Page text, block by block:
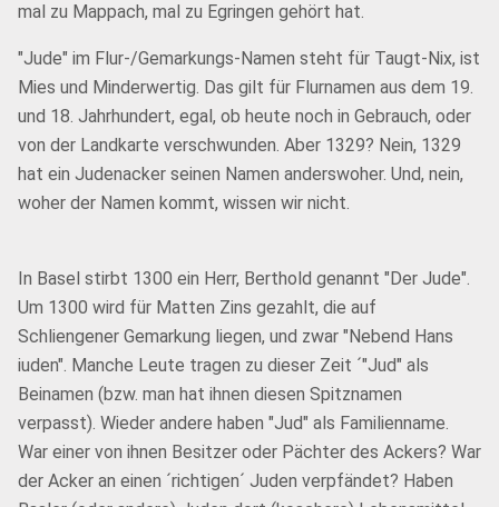
mal zu Mappach, mal zu Egringen gehört hat.
"Jude" im Flur-/Gemarkungs-Namen steht für Taugt-Nix, ist
Mies und Minderwertig. Das gilt für Flurnamen aus dem 19.
und 18. Jahrhundert, egal, ob heute noch in Gebrauch, oder
von der Landkarte verschwunden. Aber 1329? Nein, 1329
hat ein Judenacker seinen Namen anderswoher. Und, nein,
woher der Namen kommt, wissen wir nicht.
In Basel stirbt 1300 ein Herr, Berthold genannt "Der Jude".
Um 1300 wird für Matten Zins gezahlt, die auf
Schliengener Gemarkung liegen, und zwar "Nebend Hans
iuden". Manche Leute tragen zu dieser Zeit ´"Jud" als
Beinamen (bzw. man hat ihnen diesen Spitznamen
verpasst). Wieder andere haben "Jud" als Familienname.
War einer von ihnen Besitzer oder Pächter des Ackers? War
der Acker an einen ´richtigen´ Juden verpfändet? Haben